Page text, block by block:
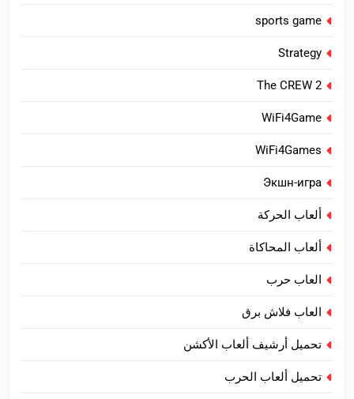
sports game
Strategy
The CREW 2
WiFi4Game
WiFi4Games
Экшн-игра
ألعاب الحركة
ألعاب المحاكاة
العاب حرب
العاب فلاش برق
تحميل أرشيف ألعاب الأكشن
تحميل ألعاب الحرب